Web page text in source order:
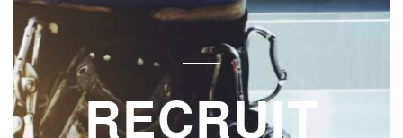
RECRUIT